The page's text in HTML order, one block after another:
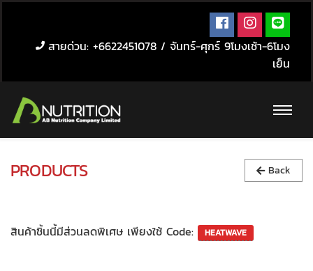
สายด่วน: +6622451078 / จันทร์-ศุกร์ 9โมงเช้า-6โมง
เย็น
PRODUCTS Back
สินค้าชิ้นนี้มีส่วนลดพิเศษ เพียงใช้ Code: